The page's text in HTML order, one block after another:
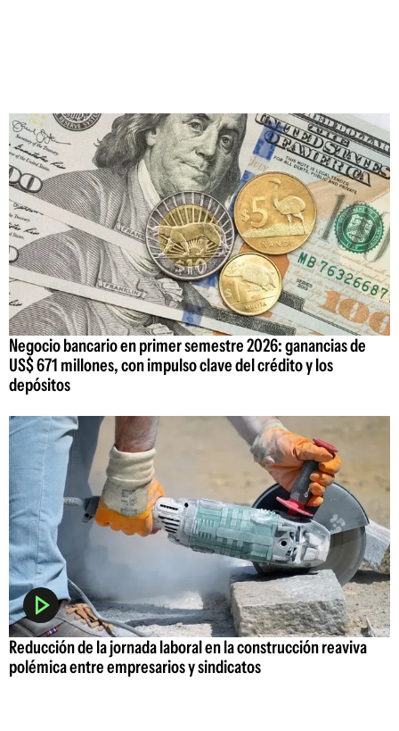
Negocio bancario en primer semestre 2026: ganancias de
US$ 671 millones, con impulso clave del crédito y los
depósitos
Reducción de la jornada laboral en la construcción reaviva
polémica entre empresarios y sindicatos